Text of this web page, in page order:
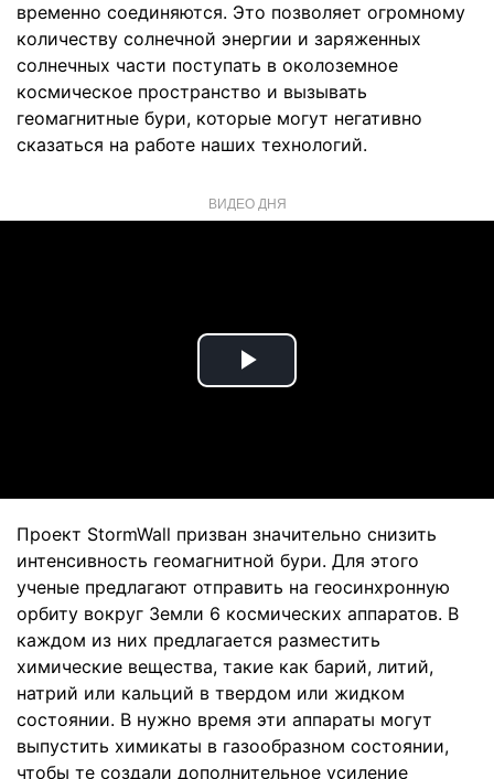
временно соединяются. Это позволяет огромному
количеству солнечной энергии и заряженных
солнечных части поступать в околоземное
космическое пространство и вызывать
геомагнитные бури, которые могут негативно
сказаться на работе наших технологий.
ВИДЕО ДНЯ
Play
Проект StormWall призван значительно снизить
интенсивность геомагнитной бури. Для этого
ученые предлагают отправить на геосинхронную
орбиту вокруг Земли 6 космических аппаратов. В
каждом из них предлагается разместить
химические вещества, такие как барий, литий,
натрий или кальций в твердом или жидком
состоянии. В нужно время эти аппараты могут
выпустить химикаты в газообразном состоянии,
чтобы те создали дополнительное усиление